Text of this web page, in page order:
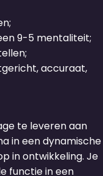
9-5 mentaliteit;
accuraat,
te leveren aan
in een dynamische
in ontwikkeling. Je
functie in een